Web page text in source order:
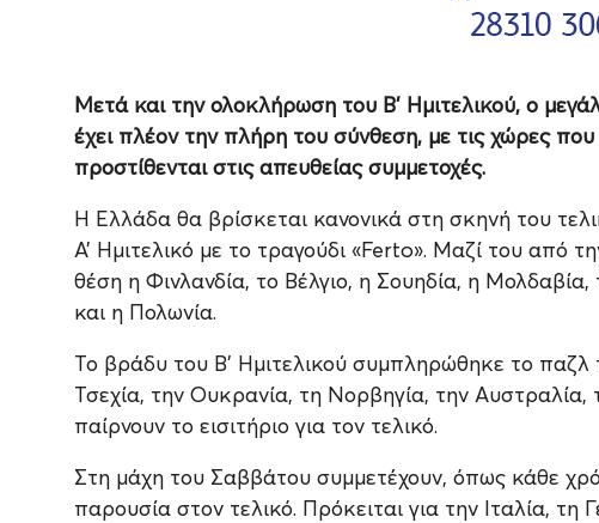
Μετά και την ολοκλήρωση του Β’ Ημιτελικού, ο
έχει πλέον την πλήρη του σύνθεση, με τις χώρες
προστίθενται στις απευθείας συμμετοχές.
Η Ελλάδα θα βρίσκεται κανονικά στη σκηνή του
Α’ Ημιτελικό με το τραγούδι «Ferto». Μαζί του από
θέση η Φινλανδία, το Βέλγιο, η Σουηδία, η
και η Πολωνία.
Το βράδυ του Β’ Ημιτελικού συμπληρώθηκε το παζλ
Τσεχία, την Ουκρανία, τη Νορβηγία, την
παίρνουν το εισιτήριο για τον τελικό.
Στη μάχη του Σαββάτου συμμετέχουν, όπως κάθε
παρουσία στον τελικό. Πρόκειται για την Ιταλία, τη